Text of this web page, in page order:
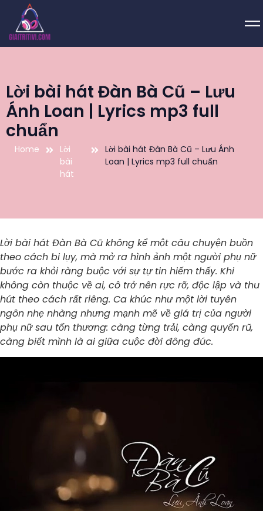
Lời bài hát Đàn Bà Cũ – Lưu
Ánh Loan | Lyrics mp3 full
chuẩn
Home
Lời
bài
hát
Lời bài hát Đàn Bà Cũ – Lưu Ánh
Loan | Lyrics mp3 full chuẩn
Lời bài hát Đàn Bà Cũ không kể một câu chuyện buồn
theo cách bi lụy, mà mở ra hình ảnh một người phụ nữ
bước ra khỏi ràng buộc với sự tự tin hiếm thấy. Khi
không còn thuộc về ai, cô trở nên rực rỡ, độc lập và thu
hút theo cách rất riêng. Ca khúc như một lời tuyên
ngôn nhẹ nhàng nhưng mạnh mẽ về giá trị của người
phụ nữ sau tổn thương: càng từng trải, càng quyến rũ,
càng biết mình là ai giữa cuộc đời đông đúc.